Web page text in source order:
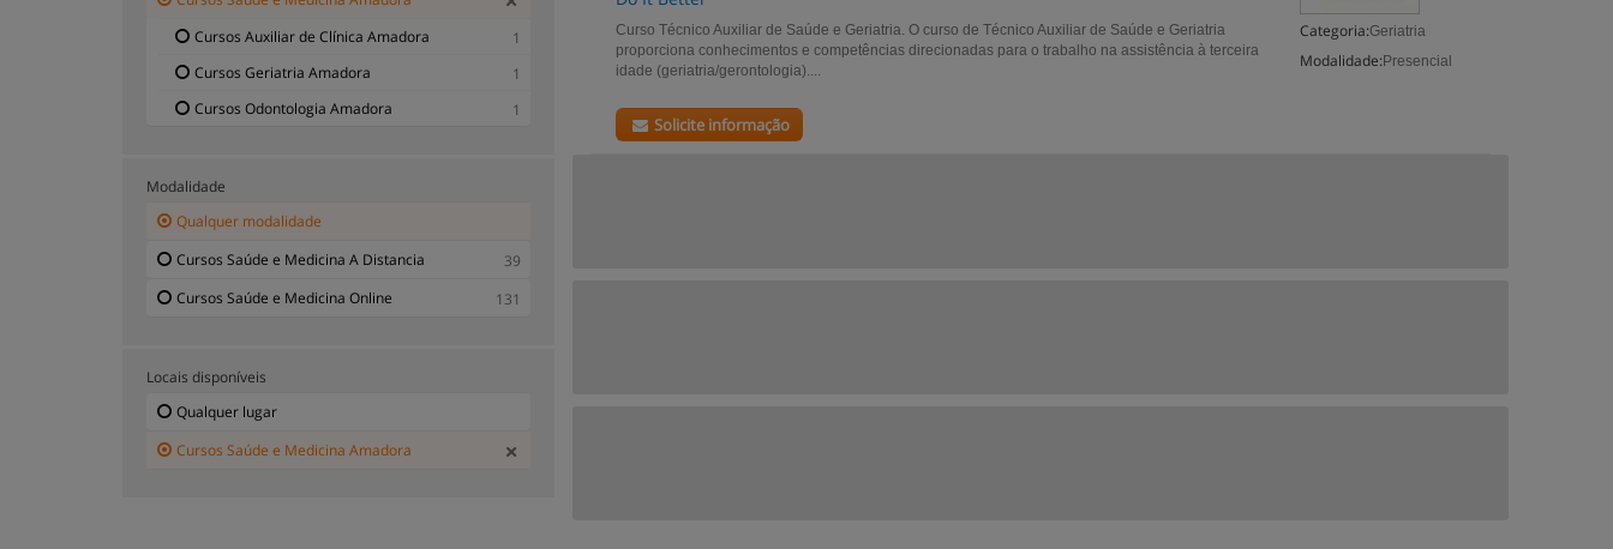
Categoria:Geriatria
Modalidade: Presencial
Curso Técnico Auxiliar de Saúde e Geriatria. O curso de Técnico Auxiliar de Saúde e Geriatria
proporciona conhecimentos e competências direcionadas para o trabalho na assistência à terceira
idade (geriatria/gerontologia)....
Solicite informação
Cursos Auxiliar de Clínica Amadora
1
Cursos Geriatria Amadora
1
Cursos Odontologia Amadora
1
Modalidade
Qualquer modalidade
Cursos Saúde e Medicina A Distancia
39
Cursos Saúde e Medicina Online
131
Locais disponíveis
Qualquer lugar
Cursos Saúde e Medicina Amadora